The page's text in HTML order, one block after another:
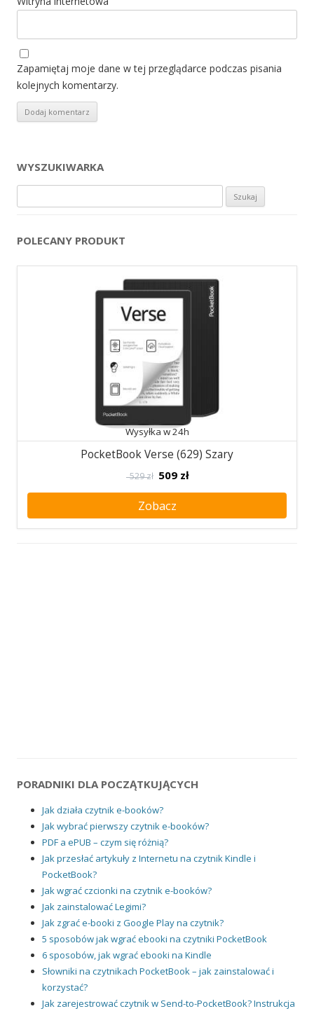
Zapamiętaj moje dane w tej przeglądarce podczas pisania
kolejnych komentarzy.
WYSZUKIWARKA
POLECANY PRODUKT
Wysyłka w 24h
PocketBook Verse (629) Szary
529 zł 509 zł
Zobacz
PORADNIKI DLA POCZĄTKUJĄCYCH
Jak działa czytnik e-booków?
Jak wybrać pierwszy czytnik e-booków?
PDF a ePUB – czym się różnią?
Jak przesłać artykuły z Internetu na czytnik Kindle i
PocketBook?
Jak wgrać czcionki na czytnik e-booków?
Jak zainstalować Legimi?
Jak zgrać e-booki z Google Play na czytnik?
5 sposobów jak wgrać ebooki na czytniki PocketBook
6 sposobów, jak wgrać ebooki na Kindle
Słowniki na czytnikach PocketBook – jak zainstalować i
korzystać?
Jak zarejestrować czytnik w Send-to-PocketBook? Instrukcja